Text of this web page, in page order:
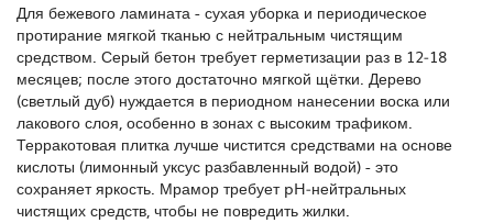
Для бежевого ламината - сухая уборка и периодическое
протирание мягкой тканью с нейтральным чистящим
средством. Серый бетон требует герметизации раз в 12‑18
месяцев; после этого достаточно мягкой щётки. Дерево
(светлый дуб) нуждается в периодном нанесении воска или
лакового слоя, особенно в зонах с высоким трафиком.
Терракотовая плитка лучше чистится средствами на основе
кислоты (лимонный уксус разбавленный водой) - это
сохраняет яркость. Мрамор требует pH‑нейтральных
чистящих средств, чтобы не повредить жилки.